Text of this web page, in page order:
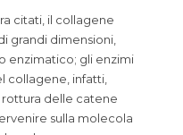
citati, il collagene
grandi dimensioni,
enzimatico; gli enzimi
collagene, infatti,
delle catene
sulla molecola